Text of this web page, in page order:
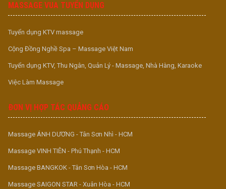
MASSAGE VUA TUYỂN DỤNG
Tuyển dụng KTV massage
Cộng Đồng Nghề Spa – Massage Việt Nam
Tuyển dụng KTV, Thu Ngân, Quản Lý - Massage, Nhà Hàng, Karaoke
Việc Làm Massage
ĐƠN VỊ HỢP TÁC QUẢNG CÁO
Massage ÁNH DƯƠNG - Tân Sơn Nhì - HCM
Massage VINH TIÊN - Phú Thạnh - HCM
Massage BANGKOK - Tân Sơn Hòa - HCM
Massage SAIGON STAR - Xuân Hòa - HCM